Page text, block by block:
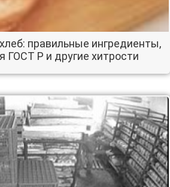
правильные ингредиенты,
ГОСТ Р и другие хитрости